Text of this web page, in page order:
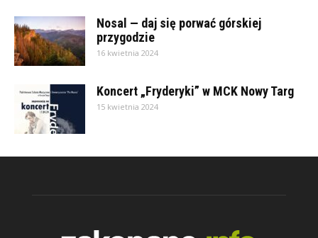
Nosal — daj się porwać górskiej
przygodzie
16 kwietnia 2024
Koncert „Fryderyki” w MCK Nowy Targ
15 kwietnia 2024